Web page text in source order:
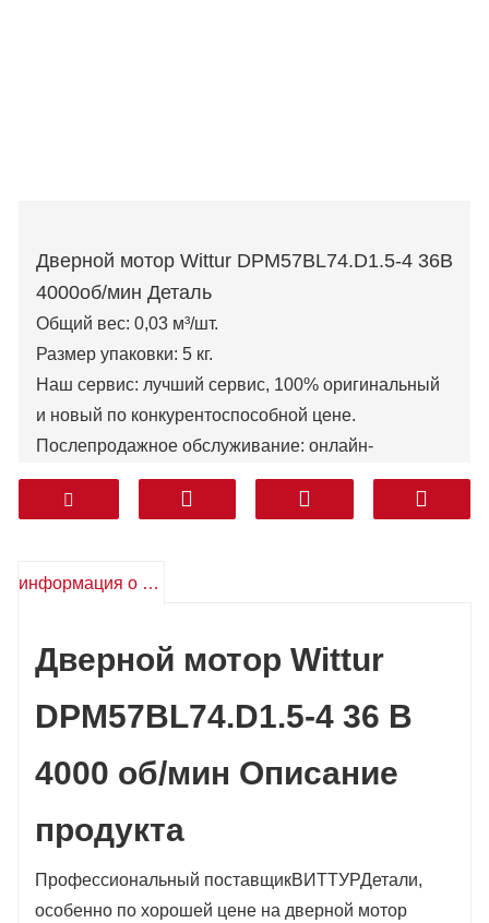
Дверной мотор Wittur DPM57BL74.D1.5-4 36В
4000об/мин Деталь
Общий вес: 0,03 м³/шт.
Размер упаковки: 5 кг.
Наш сервис: лучший сервис, 100% оригинальный
и новый по конкурентоспособной цене.
Послепродажное обслуживание: онлайн-
техническая поддержка, бесплатные запасные
части, возврат и т. д.
От двери до двери (профессиональная линия,
Восток (КСА, ОАЭ, Катар и т. д.), Южная Америка,
информация о продукте
Дверной мотор Wittur
DPM57BL74.D1.5-4 36 В
4000 об/мин Описание
продукта
Профессиональный поставщикВИТТУРДетали,
особенно по хорошей цене на дверной мотор